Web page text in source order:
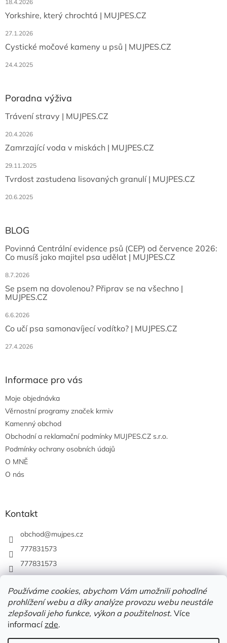
Používáme cookies, abychom Vám umožnili pohodlné
prohlížení webu a díky analýze provozu webu neustále
zlepšovali jeho funkce, výkon a použitelnost. Více
informacízde.
18.4.2026
Yorkshire, který chrochtá | MUJPES.CZ
27.1.2026
Cystické močové kameny u psů | MUJPES.CZ
24.4.2025
Poradna výživa
Trávení stravy | MUJPES.CZ
20.4.2026
Zamrzající voda v miskách | MUJPES.CZ
29.11.2025
Tvrdost zastudena lisovaných granulí | MUJPES.CZ
20.6.2025
BLOG
Povinná Centrální evidence psů (CEP) od července 2026:
Co musíš jako majitel psa udělat | MUJPES.CZ
8.7.2026
Se psem na dovolenou? Připrav se na všechno |
MUJPES.CZ
6.6.2026
Co učí psa samonavíjecí vodítko? | MUJPES.CZ
27.4.2026
Informace pro vás
Moje objednávka
Věrnostní programy značek krmiv
Kamenný obchod
Obchodní a reklamační podmínky MUJPES.CZ s.r.o.
Podmínky ochrany osobních údajů
O MNĚ
O nás
Kontakt
obchod@mujpes.cz
777831573
777831573